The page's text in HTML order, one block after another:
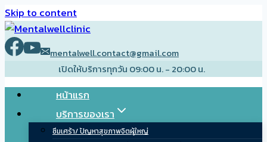
Skip to content
mentalwell.contact@gmail.com
เปิดให้บริการทุกวัน 09:00 น. - 20:00 น.
หน้าแรก
บริการของเรา
ซึมเศร้า/ ปัญหาสุขภาพจิตผู้ใหญ่